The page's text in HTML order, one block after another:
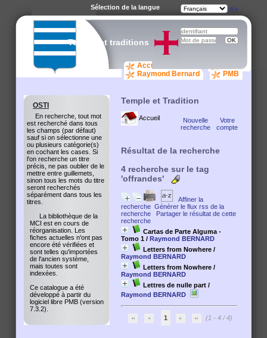
Temple et Tradition
Accueil
Accueil catalogue
osti.org
Raymond Bernard
PMB
Temple et traditions
Nouvelle
recherche
Votre
compte
Résultat de la recherche
4 recherche sur le tag
'offrandes'
Affiner la
recherche Générer le flux rss de la
recherche
Partager le résultat de cette
recherche
Cartas de Parte Alguma -
Tomo 1 / Raymond BERNARD
Letters from Nowhere /
Raymond BERNARD
Letters from Nowhere /
Raymond BERNARD
Lettres de nulle part /
Raymond BERNARD
1 (1 - 4 / 4)
OSTI
En recherche, tout mot
est recherché dans tous
les champs (par défaut)
sauf si on sélectionne une
ou plusieurs catégorie(s)
en cochant les cases. Si
l'on recherche un titre
précis, ne pas oublier de le
mettre entre guillemets,
sinon tous les mots du titre
seront recherchés
séparément dans tous les
titres.
La bibliothèque de la
MCI est en cours de
réorganisation. Les
fiches actuelles n'ont pas
encore été vérifiées et
sont telles qu'importées
de l'ancien système,
mais toutes sont
indexées.
Ce catalogue a été
développé à partir du
logiciel libre PMB (version
7.3.2).
A A+
Sélection de la langue